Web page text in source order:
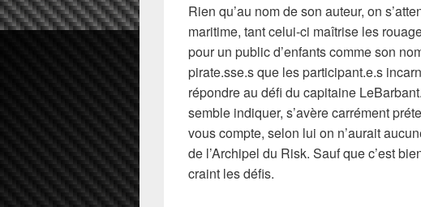
Rien qu’au nom de son auteur, on
maritime, tant celui-ci maîtrise les
pour un public d’enfants comme son
pirate.sse.s que les participant.e.s
répondre au défi du capitaine
semble indiquer, s’avère carrément
vous compte, selon lui on n’aurait
de l’Archipel du Risk. Sauf que c’est
craint les défis.